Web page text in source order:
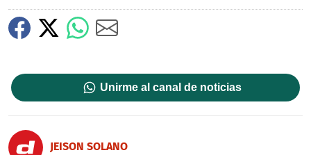
Unirme al canal de noticias
JEISON SOLANO